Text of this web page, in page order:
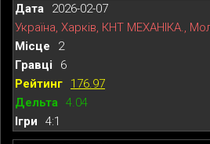
2026-02-07
Україна, Харків, КНТ МЕХАНІКА.,
2
6
176.97
4.04
4:1